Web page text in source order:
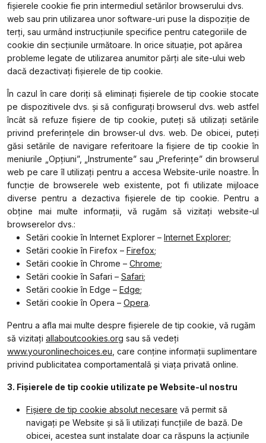
fişierele cookie fie prin intermediul setărilor browserului dvs.
web sau prin utilizarea unor software-uri puse la dispoziţie de
terți, sau urmând instrucţiunile specifice pentru categoriile de
cookie din secţiunile următoare. In orice situaţie, pot apărea
probleme legate de utilizarea anumitor părți ale site-ului web
dacă dezactivaţi fişierele de tip cookie.
În cazul în care doriți să eliminați fișierele de tip cookie stocate
pe dispozitivele dvs. și să configurați browserul dvs. web astfel
încât să refuze fișiere de tip cookie, puteți să utilizați setările
privind preferințele din browser-ul dvs. web. De obicei, puteți
găsi setările de navigare referitoare la fișiere de tip cookie în
meniurile „Opțiuni”, „Instrumente” sau „Preferințe” din browserul
web pe care îl utilizați pentru a accesa Website-urile noastre. În
funcție de browserele web existente, pot fi utilizate mijloace
diverse pentru a dezactiva fișierele de tip cookie. Pentru a
obține mai multe informații, vă rugăm să vizitați website-ul
browserelor dvs.:
Setări cookie în Internet Explorer – Internet Explorer;
Setări cookie în Firefox – Firefox;
Setări cookie în Chrome – Chrome;
Setări cookie în Safari – Safari;
Setări cookie în Edge – Edge;
Setări cookie în Opera – Opera.
Pentru a afla mai multe despre fișierele de tip cookie, vă rugăm
să vizitați allaboutcookies.org sau să vedeți
www.youronlinechoices.eu , care conține informații suplimentare
privind publicitatea comportamentală și viața privată online.
3. Fișierele de tip cookie utilizate pe Website-ul nostru
Fișiere de tip cookie absolut necesare vă permit să
navigați pe Website și să îi utilizați funcțiile de bază. De
obicei, acestea sunt instalate doar ca răspuns la acțiunile